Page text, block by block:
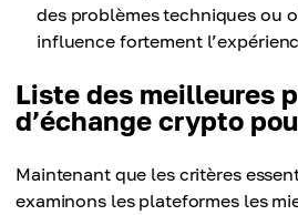
des problèmes techniques ou
influence fortement
Liste des meilleures
d’échange crypto
Maintenant que les critères
examinons les plateformes les